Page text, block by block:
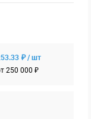
₽ / шт
250 000 ₽